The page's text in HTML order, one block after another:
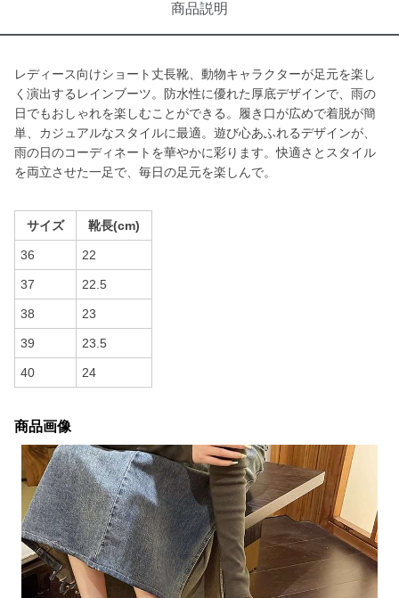
商品説明
レディース向けショート丈長靴、動物キャラクターが足元を楽し
く演出するレインブーツ。防水性に優れた厚底デザインで、雨の
日でもおしゃれを楽しむことができる。履き口が広めで着脱が簡
単、カジュアルなスタイルに最適。遊び心あふれるデザインが、
雨の日のコーディネートを華やかに彩ります。快適さとスタイル
を両立させた一足で、毎日の足元を楽しんで。
サイズ 靴長(cm)
36 22
37 22.5
38 23
39 23.5
40 24
商品画像